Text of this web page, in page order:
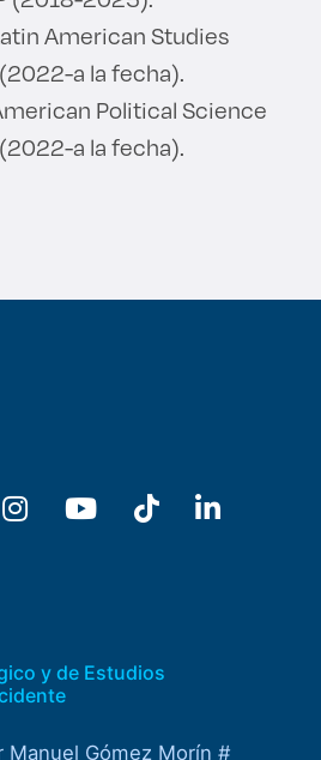
American Studies
a la fecha).
Political Science
a la fecha).
y de Estudios
Manuel Gómez Morín #